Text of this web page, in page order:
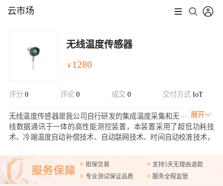
云市场
无线温度传感器
￥ 1280
评分 0 评论 0 成交 0 交付方式IoT
展开
无线温度传感器是我公司自行研发的集成温度采集和无
线数据通讯于一体的高性能测控装置，本装置采用了超低功耗技
术、冷端温度自动补偿技术、自动联网技术、时间自动校准技术，
行组网或不适用于组网的地域、城市管线温度监测、化工、电力、
食品生产过程温度监测、适合在高腐蚀、高振动等场所进行监测、
适合油田注水井口温度采集
担保交易
支持5天无理由退款
专业测试保证品质
服务全程监管